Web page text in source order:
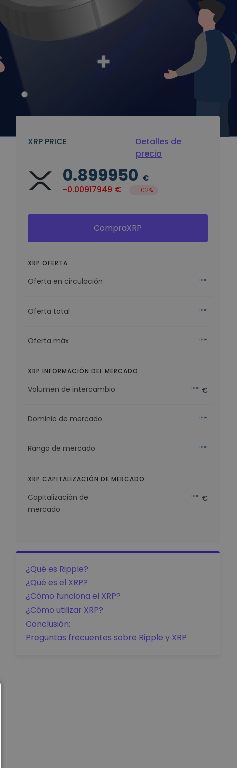
XRP PRICE
Detalles de
precio
0.899950 €
-0.00917949 € -1.02%
CompraXRP
XRP OFERTA
Oferta en circulación
Oferta total
Oferta máx
XRP INFORMACIÓN DEL MERCADO
Volumen de intercambio €
Dominio de mercado
Rango de mercado
XRP CAPITALIZACIÓN DE MERCADO
Capitalización de
mercado
€
¿Qué es Ripple?
¿Qué es el XRP?
¿Cómo funciona el XRP?
¿Cómo utilizar XRP?
Conclusión:
Preguntas frecuentes sobre Ripple y XRP